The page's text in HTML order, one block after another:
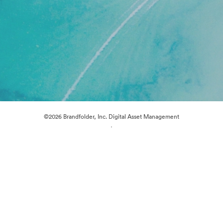
©2026 Brandfolder, Inc. Digital Asset Management
·